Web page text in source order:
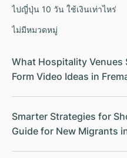
ไปญี่ปุ่น 10 วัน ใช้เงินเท่าไหร่
ไม่มีหมวดหมู่
What Hospitality
Form Video Ideas in
Smarter Strategies for
Guide for New Migrants